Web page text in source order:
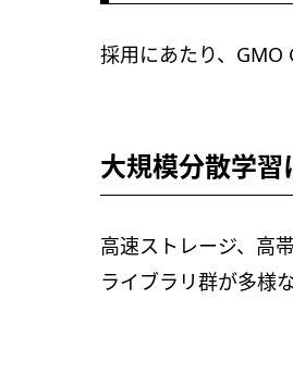
採用にあたり、GMO
大規模分散学
高速ストレージ、高
ライブラリ群が多様